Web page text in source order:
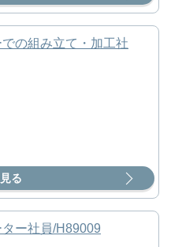
の組み立て・加工社
る
ー社員/H89009